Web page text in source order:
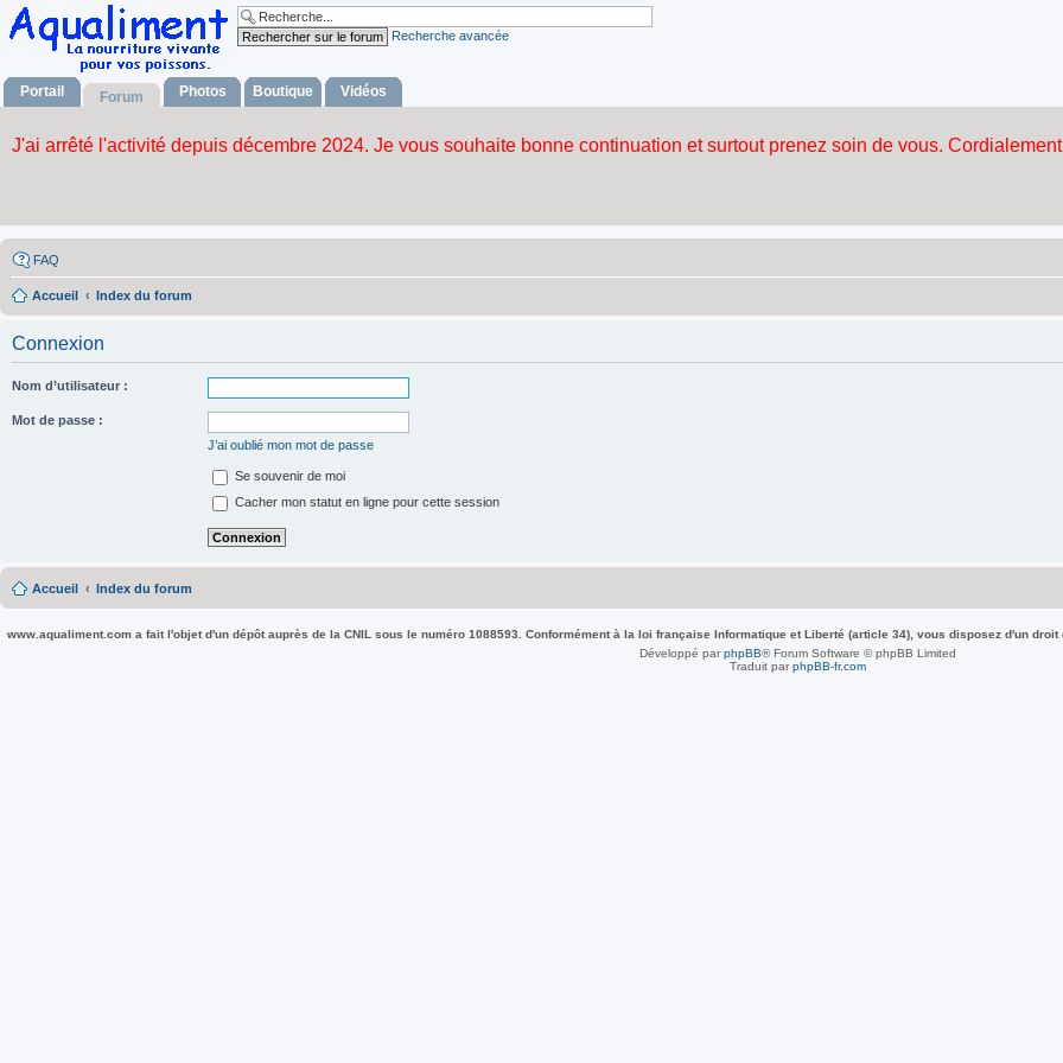
Recherche avancée
Portail Forum Photos Boutique Vidéos
FAQ
Accueil Index du forum
Connexion
Nom d’utilisateur :
Mot de passe :
J’ai oublié mon mot de passe
Se souvenir de moi
Cacher mon statut en ligne pour cette session
Accueil Index du forum
www.aqualiment.com a fait l'objet d'un dépôt auprès de la CNIL sous le numéro 1088593. Conformément à la loi française Informatique et Liberté (article 34), vous disposez d'un
Développé parphpBB® Forum Software © phpBB Limited
Traduit parphpBB-fr.com